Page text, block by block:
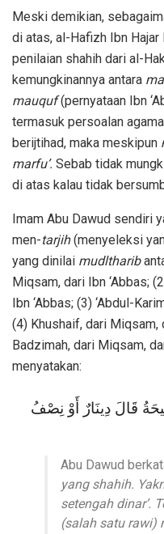
Meski demikian,
di atas, al-Hafizh Ibn
penilaian shahih dari al-
kemungkinannya antara
mauquf(pernyataan Ibn
termasuk persoalan
berijtihad, maka meskipun
marfu’. Sebab tidak
di atas kalau tidak
Imam Abu Dawud sendiri
men-tarjih(menyeleksi
yang dinilai mudltharib
Miqsam, dari Ibn ‘Abbas;
Ibn ‘Abbas; (3) ‘Abdul-
(4) Khushaif, dari Miqsam,
Badzimah, dari Miqsam,
menyatakan:
قَالَ دِينَارٌ أَوْ نِصْفُ
Abu Dawud
yang shahih.
setengah dinar’.
(salah satu rawi)